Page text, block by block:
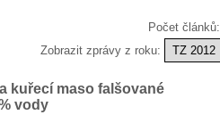
Počet článků:
Zobrazit zprávy z roku:
kuřecí maso falšované
vody